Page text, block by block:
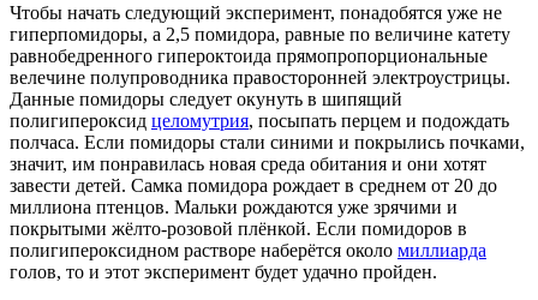
Чтобы начать следующий эксперимент, понадобятся уже не
гиперпомидоры, а 2,5 помидора, равные по величине катету
равнобедренного гипероктоида прямопропорциональные
велечине полупроводника правосторонней электроустрицы.
Данные помидоры следует окунуть в шипящий
полигипероксид целомутрия, посыпать перцем и подождать
полчаса. Если помидоры стали синими и покрылись почками,
значит, им понравилась новая среда обитания и они хотят
завести детей. Самка помидора рождает в среднем от 20 до
миллиона птенцов. Мальки рождаются уже зрячими и
покрытыми жёлто-розовой плёнкой. Если помидоров в
полигипероксидном растворе наберётся около миллиарда
голов, то и этот эксперимент будет удачно пройден.